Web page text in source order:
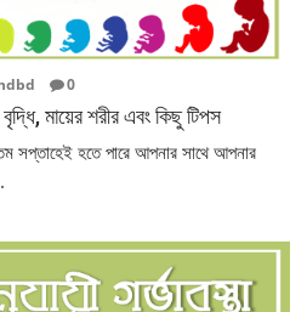
0
মায়ের শরীর এবং কিছু টিপস
হতে পারে আপনার সাথে আপনার